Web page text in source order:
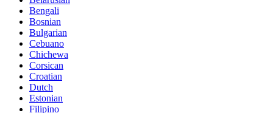
Bengali
Bosnian
Bulgarian
Cebuano
Chichewa
Corsican
Croatian
Dutch
Estonian
Filipino